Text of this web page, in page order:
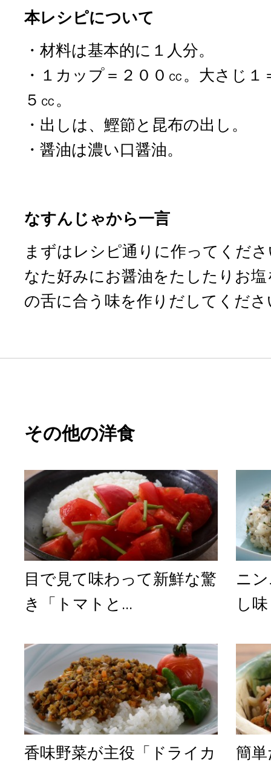
本レシピについて
・材料は基本的に１人分。
・１カップ＝２００㏄。大さじ
５㏄。
・出しは、鰹節と昆布の出し。
・醤油は濃い口醤油。
なすんじゃから一言
まずはレシピ通りに作ってくだ
なた好みにお醤油をたしたりお
の舌に合う味を作りだしてくださ
その他の洋食
目で見て味わって新鮮な驚
き「トマトと...
ニ
し
香味野菜が主役「ドライカ
簡